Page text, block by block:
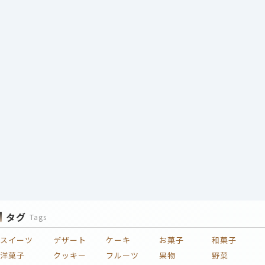
タグ Tags
スイーツ デザート ケーキ お菓子
和菓子
洋菓子
クッキー フルーツ 果物
野菜